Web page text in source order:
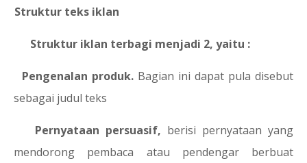
Struktur teks iklan
Struktur iklan terbagi menjadi 2, yaitu :
Pengenalan produk. Bagian ini dapat pula disebut
sebagai judul teks
Pernyataan persuasif, berisi pernyataan yang
mendorong pembaca atau pendengar berbuat